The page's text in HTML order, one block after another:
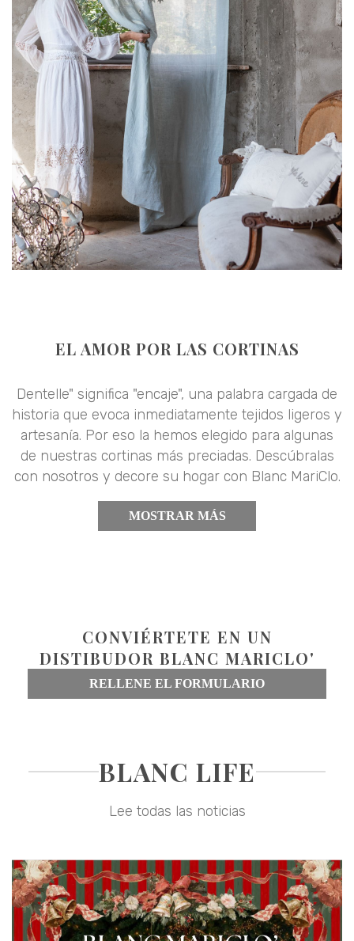
EL AMOR POR LAS CORTINAS
Dentelle" significa "encaje", una palabra cargada de
historia que evoca inmediatamente tejidos ligeros y
artesanía. Por eso la hemos elegido para algunas
de nuestras cortinas más preciadas. Descúbralas
con nosotros y decore su hogar con Blanc MariClo.
MOSTRAR MÁS
CONVIÉRTETE EN UN
DISTIBUDOR BLANC MARICLO'
RELLENE EL FORMULARIO
BLANC LIFE
Lee todas las noticias